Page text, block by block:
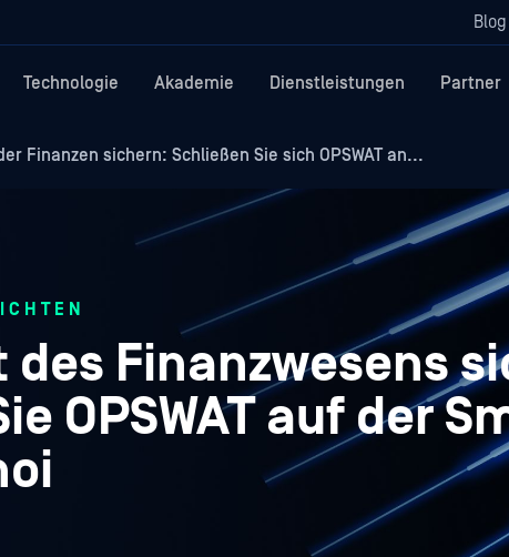
Blog
Technologie Akademie Dienstleistungen Partner
Finanzen sichern: Schließen Sie sich OPSWAT an...
des Finanzwesens
OPSWAT auf der